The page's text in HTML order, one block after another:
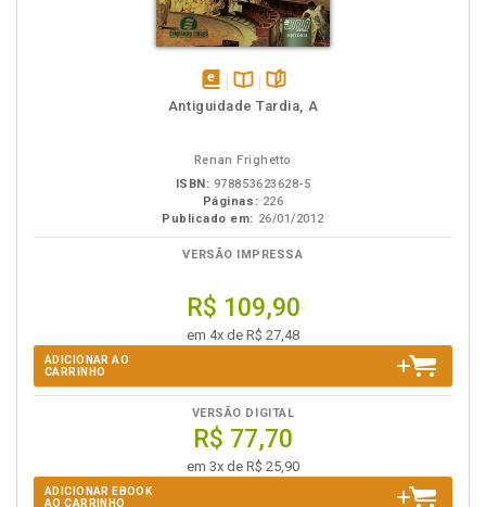
disponívelDisponível
páginas
Antiguidade Tardia, A
Renan Frighetto
ISBN: 978853623628-5
Páginas: 226
Publicado em: 26/01/2012
VERSÃO IMPRESSA
R$ 109,90
em 4x de R$ 27,48
ADICIONAR AO
CARRINHO
VERSÃO DIGITAL
R$ 77,70
em 3x de R$ 25,90
ADICIONAR EBOOK
AO CARRINHO